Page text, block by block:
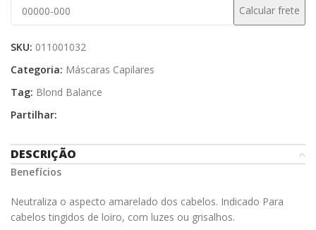
SKU: 011001032
Categoria: Máscaras Capilares
Tag: Blond Balance
Partilhar:
DESCRIÇÃO
Benefícios
Neutraliza o aspecto amarelado dos cabelos. Indicado Para
cabelos tingidos de loiro, com luzes ou grisalhos.